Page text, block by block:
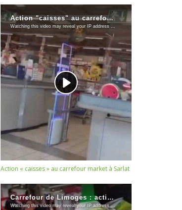
Action « caisses » au carrefour market à Sarlat